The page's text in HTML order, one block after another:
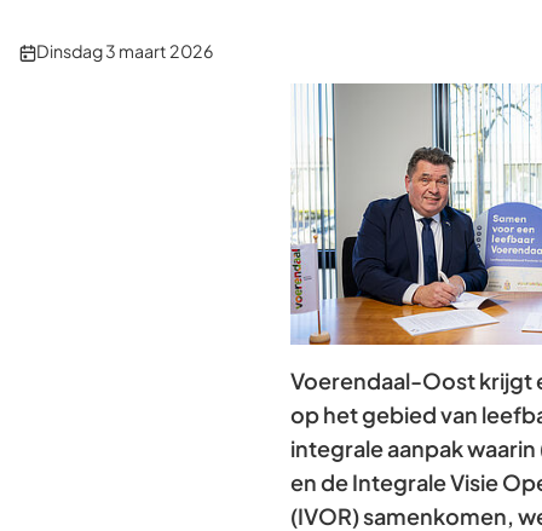
Publicatiedatum:
Dinsdag 3 maart 2026
Voerendaal-Oost krijgt
op het gebied van
integrale aanpak
en de Integrale Visie
(IVOR) samenkomen,